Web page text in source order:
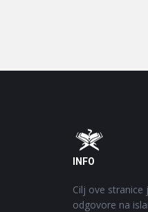
Footer
INFO
Cilj ove stranice
odgovore na